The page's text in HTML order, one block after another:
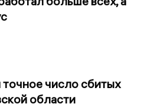
число сбитых
области